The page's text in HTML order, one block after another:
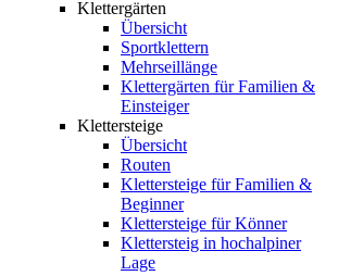
Klettergärten
Übersicht
Sportklettern
Mehrseillänge
Klettergärten für Familien &
Einsteiger
Klettersteige
Übersicht
Routen
Klettersteige für Familien &
Beginner
Klettersteige für Könner
Klettersteig in hochalpiner
Lage